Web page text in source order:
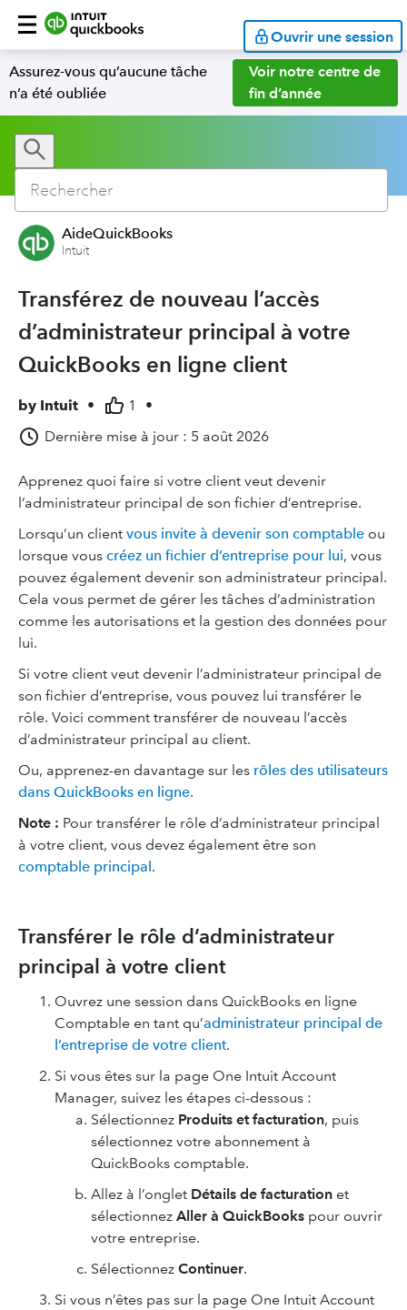
Ouvrir une session
Assurez-vous qu’aucune tâche
n’a été oubliée
Voir notre centre de
fin d’année
AideQuickBooks
Intuit
Transférez de nouveau l’accès
d’administrateur principal à votre
QuickBooks en ligne client
by Intuit • 1
•
Dernière mise à jour : 5 août 2026
Apprenez quoi faire si votre client veut devenir
l’administrateur principal de son fichier d’entreprise.
Lorsqu’un client vous invite à devenir son comptable ou
lorsque vous créez un fichier d’entreprise pour lui, vous
pouvez également devenir son administrateur principal.
Cela vous permet de gérer les tâches d’administration
comme les autorisations et la gestion des données pour
lui.
Si votre client veut devenir l’administrateur principal de
son fichier d’entreprise, vous pouvez lui transférer le
rôle. Voici comment transférer de nouveau l’accès
d’administrateur principal au client.
Ou, apprenez-en davantage sur les rôles des utilisateurs
dans QuickBooks en ligne.
Note : Pour transférer le rôle d’administrateur principal
à votre client, vous devez également être son
comptable principal.
Transférer le rôle d’administrateur
principal à votre client
Ouvrez une session dans QuickBooks en ligne
Comptable en tant qu’administrateur principal de
l’entreprise de votre client.
Si vous êtes sur la page One Intuit Account
Manager, suivez les étapes ci-dessous :
Sélectionnez Produits et facturation, puis
sélectionnez votre abonnement à
QuickBooks comptable.
Allez à l’onglet Détails de facturation et
sélectionnez Aller à QuickBooks pour ouvrir
votre entreprise.
Sélectionnez Continuer.
Si vous n’êtes pas sur la page One Intuit Account